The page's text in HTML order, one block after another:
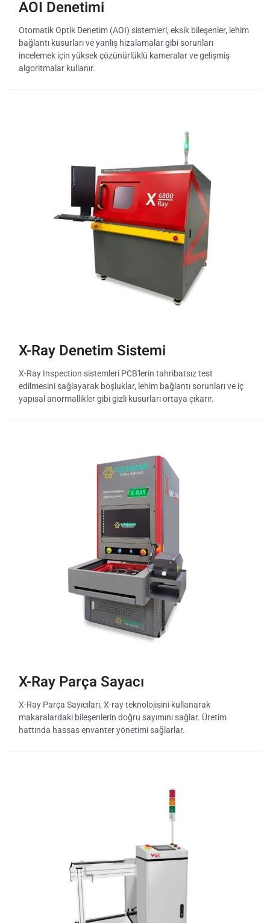
AOI Denetimi
Otomatik Optik Denetim (AOI) sistemleri, eksik bileşenler, lehim
bağlantı kusurları ve yanlış hizalamalar gibi sorunları
incelemek için yüksek çözünürlüklü kameralar ve gelişmiş
algoritmalar kullanır.
X-Ray Denetim Sistemi
X-Ray Inspection sistemleri PCB'lerin tahribatsız test
edilmesini sağlayarak boşluklar, lehim bağlantı sorunları ve iç
yapısal anormallikler gibi gizli kusurları ortaya çıkarır.
X-Ray Parça Sayacı
X-Ray Parça Sayıcıları, X-ray teknolojisini kullanarak
makaralardaki bileşenlerin doğru sayımını sağlar. Üretim
hattında hassas envanter yönetimi sağlarlar.